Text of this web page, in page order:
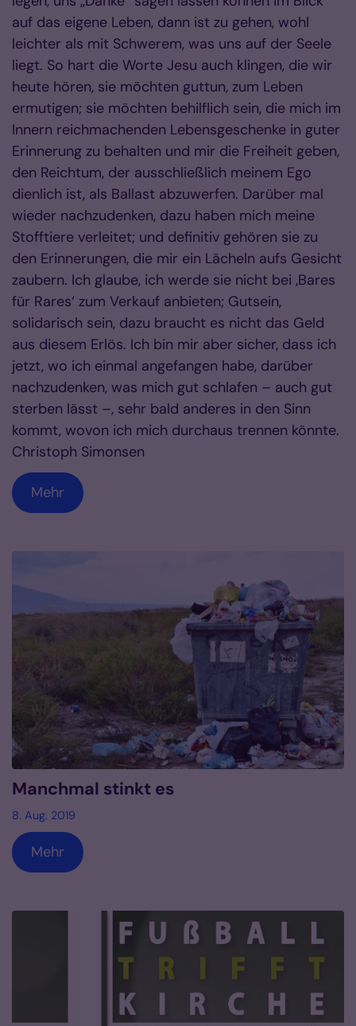
auf das eigene Leben, dann ist zu gehen, wohl
leichter als mit Schwerem, was uns auf der Seele
liegt. So hart die Worte Jesu auch klingen, die wir
heute hören, sie möchten guttun, zum Leben
ermutigen; sie möchten behilflich sein, die mich im
Innern reichmachenden Lebensgeschenke in guter
Erinnerung zu behalten und mir die Freiheit geben,
den Reichtum, der ausschließlich meinem Ego
dienlich ist, als Ballast abzuwerfen. Darüber mal
wieder nachzudenken, dazu haben mich meine
Stofftiere verleitet; und definitiv gehören sie zu
den Erinnerungen, die mir ein Lächeln aufs Gesicht
zaubern. Ich glaube, ich werde sie nicht bei ‚Bares
für Rares‘ zum Verkauf anbieten; Gutsein,
solidarisch sein, dazu braucht es nicht das Geld
aus diesem Erlös. Ich bin mir aber sicher, dass ich
jetzt, wo ich einmal angefangen habe, darüber
nachzudenken, was mich gut schlafen – auch gut
sterben lässt –, sehr bald anderes in den Sinn
kommt, wovon ich mich durchaus trennen könnte.
Christoph Simonsen
Mehr
Manchmal stinkt es
8. Aug. 2019
Mehr